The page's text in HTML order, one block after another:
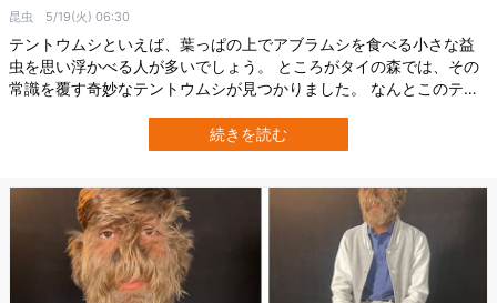
昆虫 5/19(火) 06:30
テントウムシといえば、葉っぱの上でアブラムシを食べる小さな益
虫を思い浮かべる人が多いでしょう。 ところがタイの森では、その
常識を覆す奇妙なテントウムシが見つかりました。 なんとこのテン
の幼虫は、普通のテントウムシの幼虫とは似ても似つかない、白く
丸い「シロアリそっくり」の姿をしていました。 九州大学の研究チ
続きを読む